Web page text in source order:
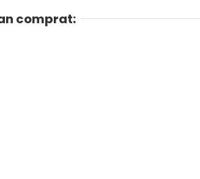
comprat: